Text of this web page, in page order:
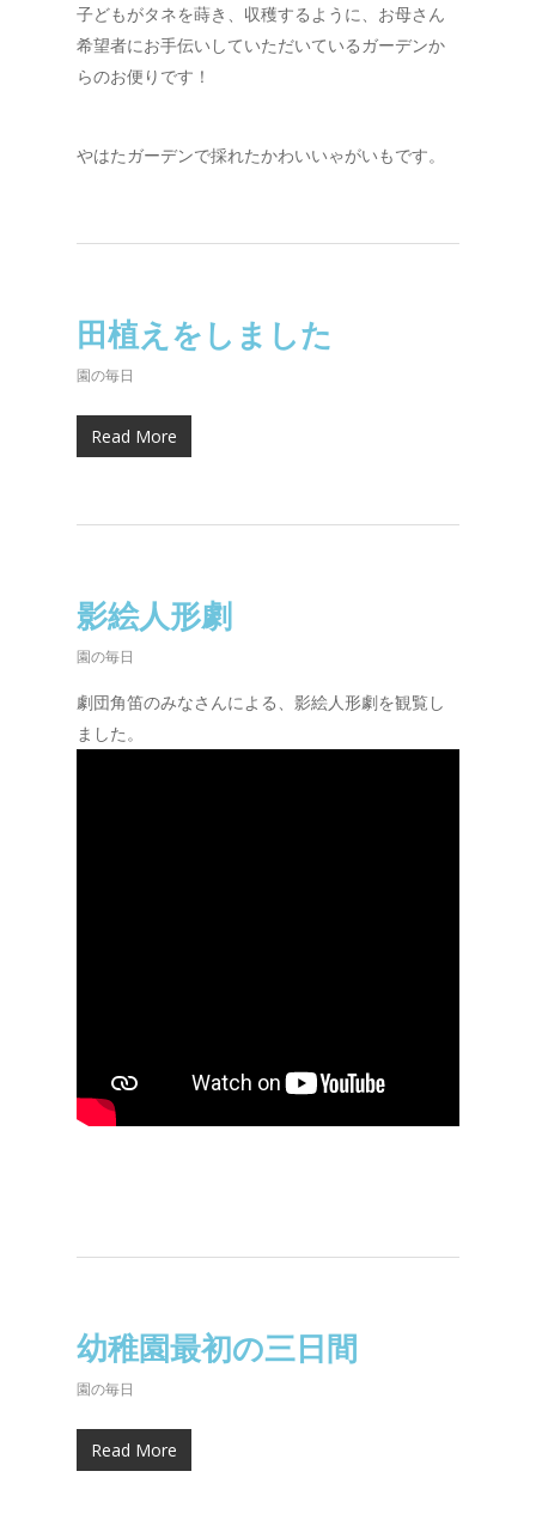
子どもがタネを蒔き、収穫するように、お母さん
希望者にお手伝いしていただいているガーデンか
らのお便りです！
やはたガーデンで採れたかわいいゃがいもです。
田植えをしました
園の毎日
Read More
影絵人形劇
園の毎日
劇団角笛のみなさんによる、影絵人形劇を観覧し
ました。
幼稚園最初の三日間
園の毎日
Read More